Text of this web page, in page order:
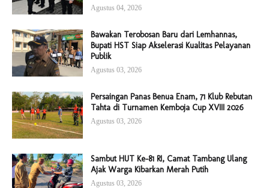
Agustus 04, 2026
Bawakan Terobosan Baru dari Lemhannas,
Bupati HST Siap Akselerasi Kualitas Pelayanan
Publik
Agustus 03, 2026
Persaingan Panas Benua Enam, 71 Klub Rebutan
Tahta di Turnamen Kemboja Cup XVIII 2026
Agustus 03, 2026
Sambut HUT Ke-81 RI, Camat Tambang Ulang
Ajak Warga Kibarkan Merah Putih
Agustus 03, 2026